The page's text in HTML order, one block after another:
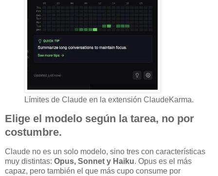
Límites de Claude en la extensión ClaudeKarma.
Elige el modelo según la tarea, no por
costumbre.
Claude no es un solo modelo, sino tres con características
muy distintas: Opus, Sonnet y Haiku. Opus es el más
capaz, pero también el que más cupo consume por